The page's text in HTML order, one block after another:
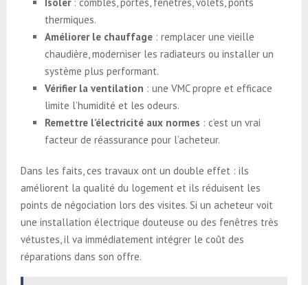
thermiques.
Améliorer le chauffage : remplacer une vieille
chaudière, moderniser les radiateurs ou installer un
système plus performant.
Vérifier la ventilation : une VMC propre et efficace
limite l’humidité et les odeurs.
Remettre l’électricité aux normes : c’est un vrai
facteur de réassurance pour l’acheteur.
Dans les faits, ces travaux ont un double effet : ils
améliorent la qualité du logement et ils réduisent les
points de négociation lors des visites. Si un acheteur voit
une installation électrique douteuse ou des fenêtres très
vétustes, il va immédiatement intégrer le coût des
réparations dans son offre.